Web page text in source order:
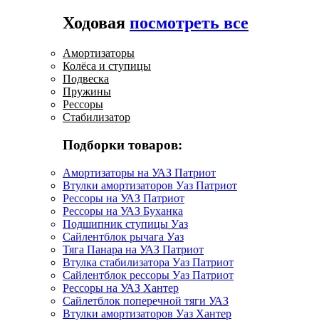
Ходовая посмотреть все
Амортизаторы
Колёса и ступицы
Подвеска
Пружины
Рессоры
Стабилизатор
Подборки товаров:
Амортизаторы на УАЗ Патриот
Втулки амортизаторов Уаз Патриот
Рессоры на УАЗ Патриот
Рессоры на УАЗ Буханка
Подшипник ступицы Уаз
Сайлентблок рычага Уаз
Тяга Панара на УАЗ Патриот
Втулка стабилизатора Уаз Патриот
Сайлентблок рессоры Уаз Патриот
Рессоры на УАЗ Хантер
Сайлетблок поперечной тяги УАЗ
Втулки амортизаторов Уаз Хантер